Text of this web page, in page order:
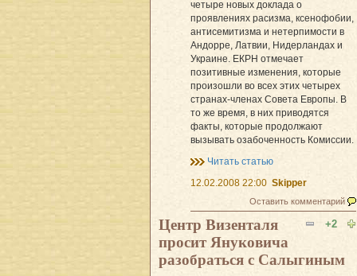
четыре новых доклада о
проявлениях расизма, ксенофобии,
антисемитизма и нетерпимости в
Андорре, Латвии, Нидерландах и
Украине. ЕКРН отмечает
позитивные изменения, которые
произошли во всех этих четырех
странах-членах Совета Европы. В
то же время, в них приводятся
факты, которые продолжают
вызывать озабоченность Комиссии.
Читать статью
12.02.2008 22:00 Skipper
Оставить комментарий
+2
Центр Визенталя
просит Януковича
разобраться с Салыгиным